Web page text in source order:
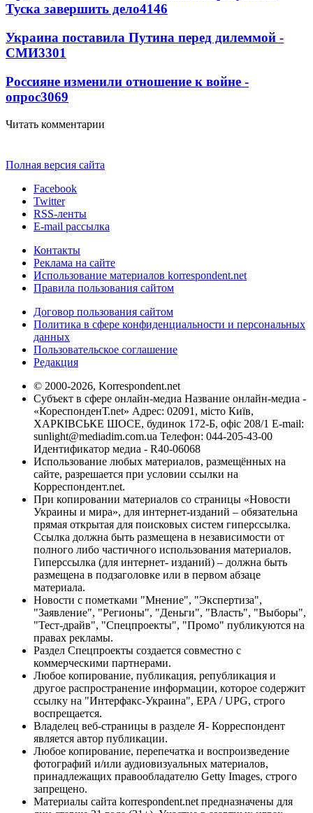
Туска завершить дело4146
Украина поставила Путина перед дилеммой -
СМИ3301
Россияне изменили отношение к войне -
опрос3069
Читать комментарии
Полная версия сайта
Facebook
Twitter
RSS-ленты
E-mail рассылка
Контакты
Реклама на сайте
Использование материалов korrespondent.net
Правила пользования сайтом
Договор пользования сайтом
Политика в сфере конфиденциальности и персональных
данных
Пользовательское соглашение
Редакция
© 2000-2026, Korrespondent.net
Субъект в сфере онлайн-медиа Название онлайн-медиа -
«КореспонденТ.net» Адрес: 02091, місто Київ,
ХАРКІВСЬКЕ ШОСЕ, будинок 172-Б, офіс 208/1 E-mail:
sunlight@mediadim.com.ua Телефон: 044-205-43-00
Идентификатор медиа - R40-06068
Использование любых материалов, размещённых на
сайте, разрешается при условии ссылки на
Корреспондент.net.
При копировании материалов со страницы «Новости
Украины и мира», для интернет-изданий – обязательна
прямая открытая для поисковых систем гиперссылка.
Ссылка должна быть размещена в независимости от
полного либо частичного использования материалов.
Гиперссылка (для интернет- изданий) – должна быть
размещена в подзаголовке или в первом абзаце
материала.
Новости с пометками "Мнение", "Экспертиза",
"Заявление", "Регионы", "Деньги", "Власть", "Выборы",
"Тест-драйв", "Спецпроекты", "Промо" публикуются на
правах рекламы.
Раздел Спецпроекты создается совместно с
коммерческими партнерами.
Любое копирование, публикация, републикация и
другое распространение информации, которое содержит
ссылку на "Интерфакс-Украина", EPA / UPG, строго
воспрещается.
Владелец веб-страницы в разделе Я- Корреспондент
является автор публикации.
Любое копирование, перепечатка и воспроизведение
фотографий и/или аудиовизуальных материалов,
принадлежащих правообладателю Getty Images, строго
запрещено.
Материалы сайта korrespondent.net предназначены для